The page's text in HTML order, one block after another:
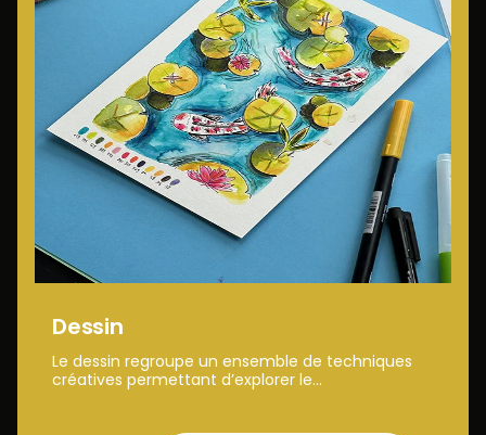
Dessin
Le dessin regroupe un ensemble de techniques
créatives permettant d’explorer le...